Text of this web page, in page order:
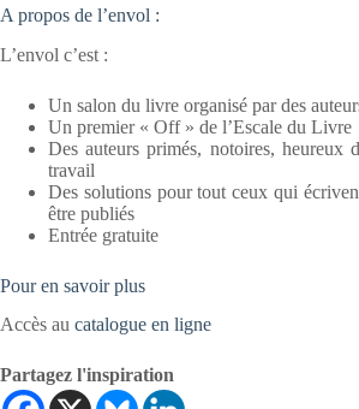
A propos de l’envol :
L’envol c’est :
Un salon du livre organisé par des
Un premier « Off » de l’Escale du Livre
Des auteurs primés, notoires, heureux
travail
Des solutions pour tout ceux qui
être publiés
Entrée gratuite
Pour en savoir plus
Accès au catalogue en ligne
Partagez l'inspiration